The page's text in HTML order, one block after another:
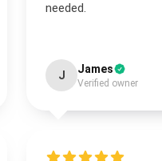
needed.
J James
Verified owner